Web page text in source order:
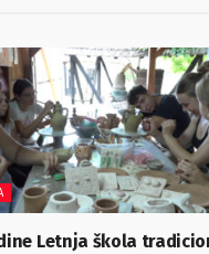
Letnja škola